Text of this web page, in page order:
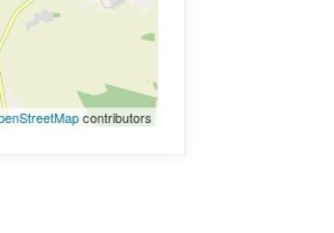
contributors